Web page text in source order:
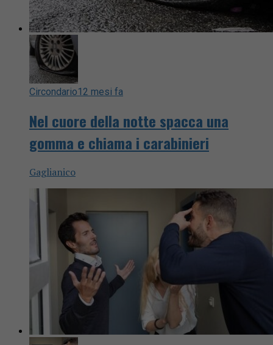
Circondario12 mesi fa
Nel cuore della notte spacca una
gomma e chiama i carabinieri
Gaglianico